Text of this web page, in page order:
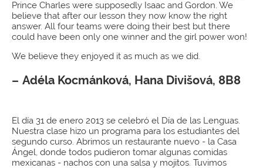
Prince Charles were supposedly Isaac and Gordon. We
believe that after our lesson they now know the right
answer. All four teams were doing their best but there
could have been only one winner and the girl power won!
We believe they enjoyed it as much as we did.
Adéla Kocmánková, Hana Divišová, 8B8
El día 31 de enero 2013 se celebró el Día de las Lenguas.
Nuestra clase hizo un programa para los estudiantes del
segundo curso. Abrimos un restaurante nuevo - la Casa
Ángel, donde todos pudieron tomar algunas comidas
mexicanas - nachos con una salsa y mojitos. Tuvimos